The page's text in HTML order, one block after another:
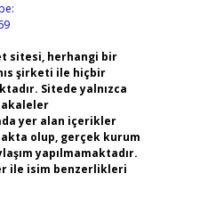
sitesi, herhangi bir
şirketi ile hiçbir
Sitede yalnızca
yer alan içerikler
olup, gerçek kurum
yapılmamaktadır.
ile isim benzerlikleri